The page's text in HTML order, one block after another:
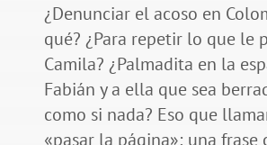
¿Denunciar el acoso en
qué? ¿Para repetir lo que le
Camila? ¿Palmadita en la
Fabián y a ella que sea
como si nada? Eso que
«pasar la página»; una frase